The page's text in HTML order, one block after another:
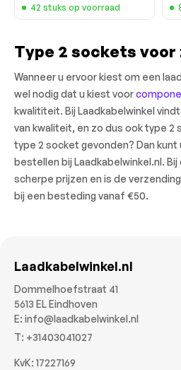
42 stuks op voorraad
Type 2 sockets voor
Wanneer u ervoor kiest om een
wel nodig dat u kiest voor
kwalititeit. Bij Laadkabelwinkel
van kwaliteit, en zo dus ook type
type 2 socket gevonden? Dan kunt
bestellen bij Laadkabelwinkel.nl.
scherpe prijzen en is de
bij een besteding vanaf €50.
Laadkabelwinkel.nl
Dommelhoefstraat 41
5613 EL Eindhoven
E: info@laadkabelwinkel.nl
T: +31403041027
KvK: 17227169